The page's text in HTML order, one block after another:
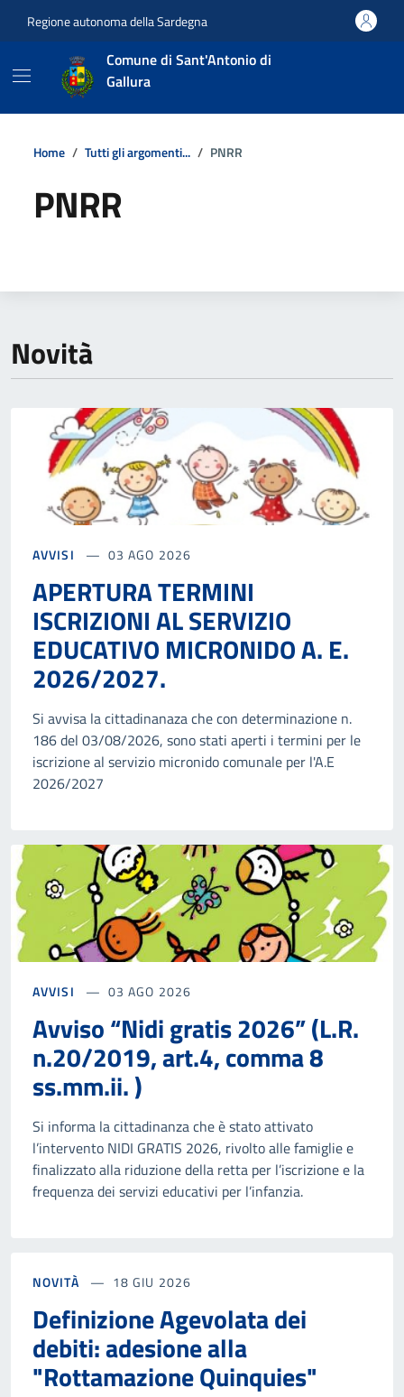
Regione autonoma della Sardegna
Comune di Sant'Antonio di
Gallura
Home Tutti gli argomenti... PNRR
PNRR
Novità
AVVISI 03 AGO 2026
APERTURA TERMINI
ISCRIZIONI AL SERVIZIO
EDUCATIVO MICRONIDO A. E.
2026/2027.
Si avvisa la cittadinanaza che con determinazione n.
186 del 03/08/2026, sono stati aperti i termini per le
iscrizione al servizio micronido comunale per l'A.E
2026/2027
AVVISI 03 AGO 2026
Avviso “Nidi gratis 2026” (L.R.
n.20/2019, art.4, comma 8
ss.mm.ii. )
Si informa la cittadinanza che è stato attivato
l’intervento NIDI GRATIS 2026, rivolto alle famiglie e
finalizzato alla riduzione della retta per l’iscrizione e la
frequenza dei servizi educativi per l’infanzia.
NOVITÀ 18 GIU 2026
Definizione Agevolata dei
debiti: adesione alla
"Rottamazione Quinquies"